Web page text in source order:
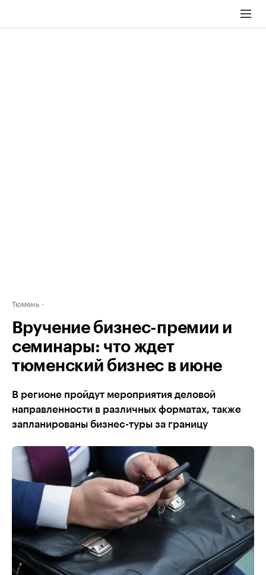
Тюмень
Вручение бизнес-премии и
семинары: что ждет
тюменский бизнес в июне
В регионе пройдут мероприятия деловой
направленности в различных форматах, также
запланированы бизнес-туры за границу